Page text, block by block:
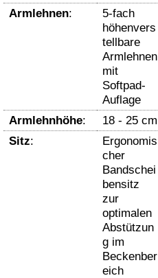
Armlehnen:
5-fach
höhenvers
tellbare
Armlehnen
mit
Softpad-
Auflage
Armlehnhöhe:
18 - 25 cm
Sitz:
Ergonomis
cher
Bandschei
bensitz
zur
optimalen
Abstützun
g im
Beckenber
eich